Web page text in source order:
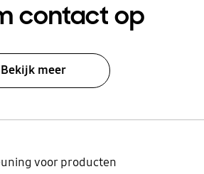
contact op
Bekijk meer
voor producten